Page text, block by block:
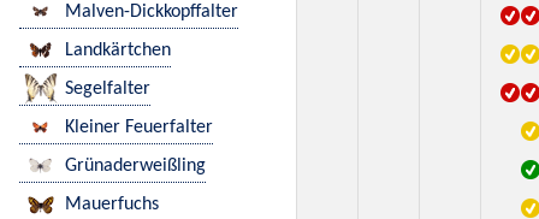
Malven-Dickkopffalter
Landkärtchen
Segelfalter
Kleiner Feuerfalter
Grünaderweißling
Mauerfuchs